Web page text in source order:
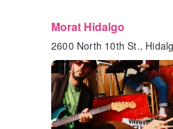
Morat Hidalgo
2600 North 10th St.,